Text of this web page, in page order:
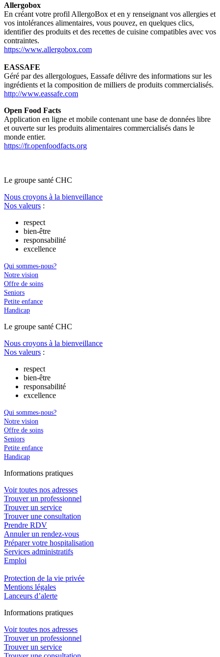
Allergobox
En créant votre profil AllergoBox et en y renseignant vos allergies et
vos intolérances alimentaires, vous pouvez, en quelques clics,
identifier des produits et des recettes de cuisine compatibles avec vos
contraintes.
https://www.allergobox.com
EASSAFE
Géré par des allergologues, Eassafe délivre des informations sur les
ingrédients et la composition de milliers de produits commercialisés.
http://www.eassafe.com
Open Food Facts
Application en ligne et mobile contenant une base de données libre
et ouverte sur les produits alimentaires commercialisés dans le
monde entier.
https://fr.openfoodfacts.org
Le groupe santé CHC
Nous croyons à la bienveillance
Nos valeurs :
respect
bien-être
responsabilité
excellence
Qui sommes-nous?
Notre vision
Offre de soins
Seniors
Petite enfance
Handicap
Le groupe santé CHC
Nous croyons à la bienveillance
Nos valeurs :
respect
bien-être
responsabilité
excellence
Qui sommes-nous?
Notre vision
Offre de soins
Seniors
Petite enfance
Handicap
Informations pratiques
Voir toutes nos adresses
Trouver un professionnel
Trouver un service
Trouver une consultation
Prendre RDV
Annuler un rendez-vous
Préparer votre hospitalisation
Services administratifs
Emploi​
Protection de la vie privée
Mentions légales
Lanceurs d’alerte
Informations pratiques
Voir toutes nos adresses
Trouver un professionnel
Trouver un service